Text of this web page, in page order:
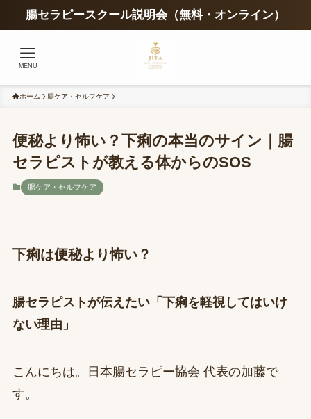
腸セラピースクール説明会（無料・オンライン）
MENU
ホーム 腸ケア・セルフケア
便秘より怖い？下痢の本当のサイン｜腸
セラピストが教える体からのSOS
腸ケア・セルフケア
下痢は便秘より怖い？
腸セラピストが伝えたい「下痢を軽視してはいけ
ない理由」
こんにちは。日本腸セラピー協会 代表の加藤で
す。